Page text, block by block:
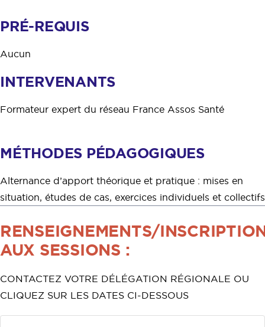
PRÉ-REQUIS
Aucun
INTERVENANTS
Formateur expert du réseau France Assos Santé
MÉTHODES PÉDAGOGIQUES
Alternance d’apport théorique et pratique : mises en
situation, études de cas, exercices individuels et collectifs
RENSEIGNEMENTS/
AUX SESSIONS :
CONTACTEZ VOTRE DÉLÉGATION RÉGIONALE OU
CLIQUEZ SUR LES DATES CI-DESSOUS